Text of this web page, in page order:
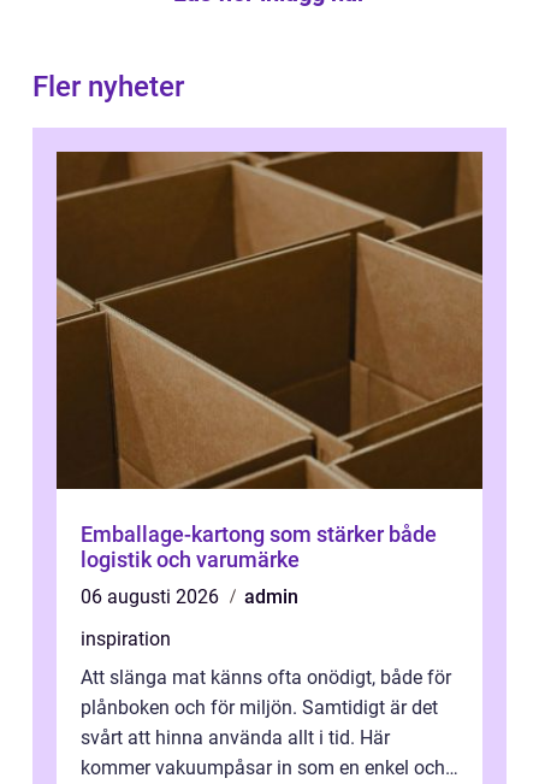
Fler nyheter
Emballage-kartong som stärker både
logistik och varumärke
06 augusti 2026
admin
inspiration
Att slänga mat känns ofta onödigt, både för
plånboken och för miljön. Samtidigt är det
svårt att hinna använda allt i tid. Här
kommer vakuumpåsar in som en enkel och